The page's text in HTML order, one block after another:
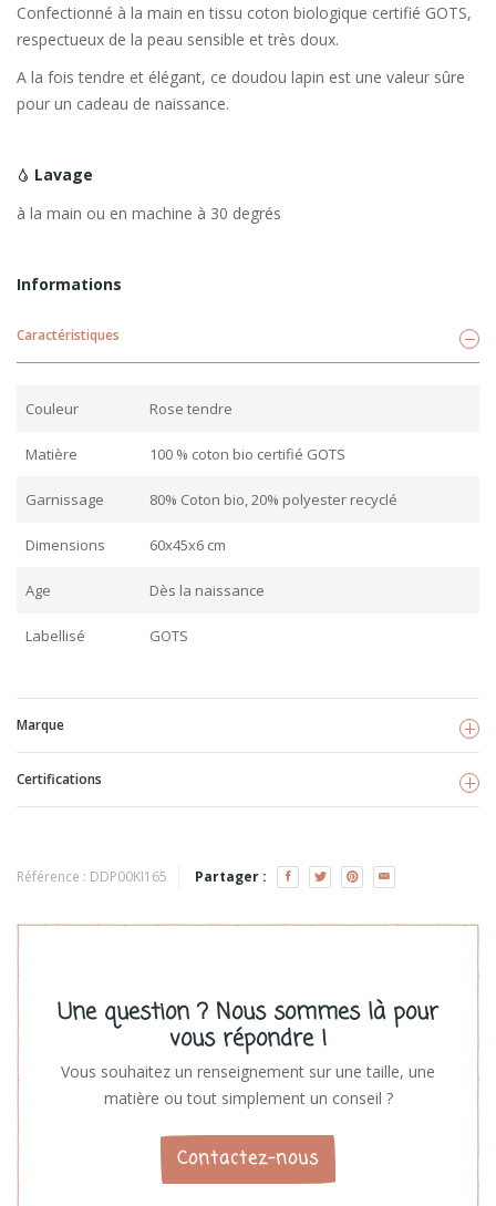
Confectionné à la main en tissu coton biologique certifié GOTS,
respectueux de la peau sensible et très doux.
A la fois tendre et élégant, ce doudou lapin est une valeur sûre
pour un cadeau de naissance.
Lavage
à la main ou en machine à 30 degrés
Informations
Caractéristiques
Couleur Rose tendre
Matière 100 % coton bio certifié GOTS
Garnissage 80% Coton bio, 20% polyester recyclé
Dimensions 60x45x6 cm
Age Dès la naissance
Labellisé GOTS
Marque
Voir les produits
Certifications
Référence : DDP00KI165 Partager :
Une question ? Nous sommes là pour
vous répondre !
Vous souhaitez un renseignement sur une taille, une
matière ou tout simplement un conseil ?
Contactez-nous